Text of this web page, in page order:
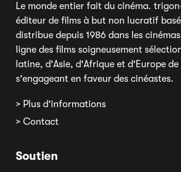
Le monde entier fait du cinéma.
éditeur de films à but non lucratif
distribue depuis 1986 dans les
ligne des films soigneusement
latine, d'Asie, d'Afrique et d'Europe
s'engageant en faveur des cinéastes.
> Plus d'informations
> Contact
Soutien